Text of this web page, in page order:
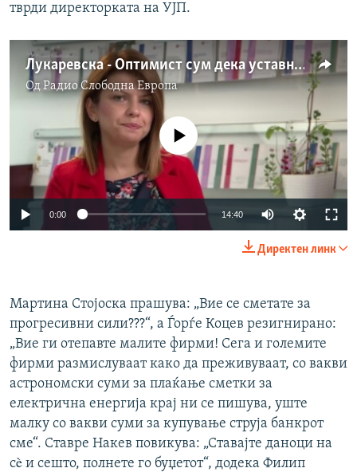
тврди директорката на УЈП.
Лукаревска - Оптимист сум дека уставните измени може да поминат
ОдРадио Слободна Eвропа
720p 1080p
No media source currently available
0:00 14:40
720p
1080p
Директен линк
Мартина Стојоска прашува: „Вие се сметате за
прогресивни сили???“, а Ѓорѓе Коцев резигнирано:
„Вие ги отепавте малите фирми! Сега и големите
фирми размислуваат како да преживуваат, со вакви
астрономски суми за плаќање сметки за
електрична енергија крај ни се пишува, уште
малку со вакви суми за купување струја банкрот
сме“. Ставре Накев повикува: „Ставајте даноци на
сè и сешто, полнете го буџетот“, додека Филип